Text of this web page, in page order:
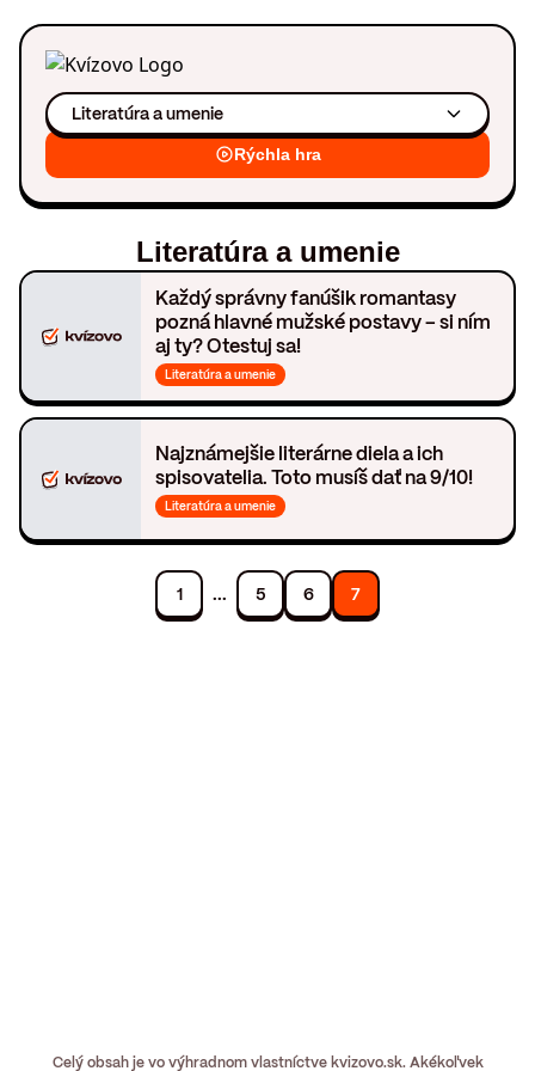
Literatúra a umenie
Rýchla hra
Literatúra a umenie
Každý správny fanúšik romantasy
pozná hlavné mužské postavy – si ním
aj ty? Otestuj sa!
Literatúra a umenie
Najznámejšie literárne diela a ich
spisovatelia. Toto musíš dať na 9/10!
Literatúra a umenie
1 ... 5 6 7
Celý obsah je vo výhradnom vlastníctve kvizovo.sk. Akékoľvek